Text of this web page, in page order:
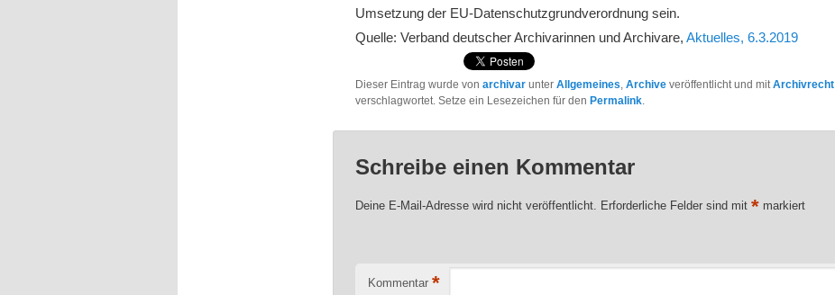
Umsetzung der EU-Datenschutzgrundverordnung sein.
Quelle: Verband deutscher Archivarinnen und Archivare,Aktuelles, 6.3.2019
Dieser Eintrag wurde vonarchivar unterAllgemeines,Archive veröffentlicht und mitArchivrecht
verschlagwortet. Setze ein Lesezeichen für denPermalink.
Schreibe einen Kommentar
Deine E-Mail-Adresse wird nicht veröffentlicht. Erforderliche Felder sind mit* markiert
Kommentar *